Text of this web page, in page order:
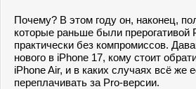
Почему? В этом году он, наконец,
которые раньше были прерогативой
практически без компромиссов.
нового в iPhone 17, кому стоит
iPhone Air, и в каких случаях всё же
переплачивать за Pro-версии.